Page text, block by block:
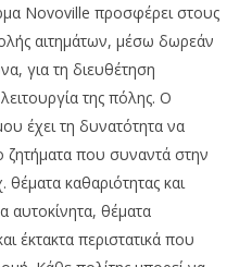
Novoville προσφέρει στους
αιτημάτων, μέσω δωρεάν
για τη διευθέτηση
της πόλης. Ο
έχει τη δυνατότητα να
που συναντά στην
καθαριότητας και
αυτοκίνητα, θέματα
έκτακτα περιστατικά που